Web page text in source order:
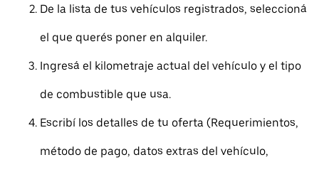
De la lista de tus vehículos registrados, seleccioná
el que querés poner en alquiler.
Ingresá el kilometraje actual del vehículo y el tipo
de combustible que usa.
Escribí los detalles de tu oferta (Requerimientos,
método de pago, datos extras del vehículo,